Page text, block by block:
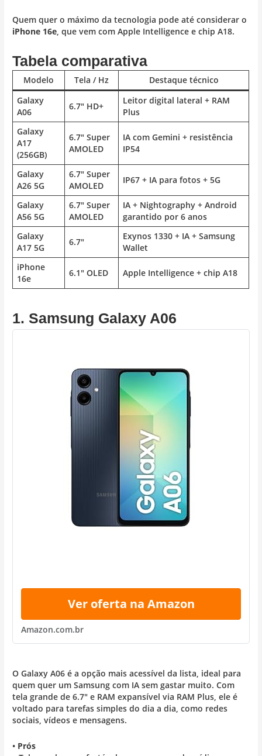
Quem quer o máximo da tecnologia pode até considerar o
iPhone 16e, que vem com Apple Intelligence e chip A18.
Tabela comparativa
Modelo Tela / Hz
Destaque técnico
Galaxy
A06
6.7″ HD+
Leitor digital lateral + RAM
Plus
Galaxy
A17
(256GB)
6.7″ Super
AMOLED
IA com Gemini + resistência
IP54
Galaxy
A26 5G
6.7″ Super
AMOLED
IP67 + IA para fotos + 5G
Galaxy
A56 5G
6.7″ Super
AMOLED
IA + Nightography + Android
garantido por 6 anos
Galaxy
A17 5G
6.7″
Exynos 1330 + IA + Samsung
Wallet
iPhone
16e
6.1″ OLED Apple Intelligence + chip A18
1. Samsung Galaxy A06
Ver oferta na Amazon
Amazon.com.br
O Galaxy A06 é a opção mais acessível da lista, ideal para
quem quer um Samsung com IA sem gastar muito. Com
tela grande de 6.7″ e RAM expansível via RAM Plus, ele é
voltado para tarefas simples do dia a dia, como redes
sociais, vídeos e mensagens.
• Prós